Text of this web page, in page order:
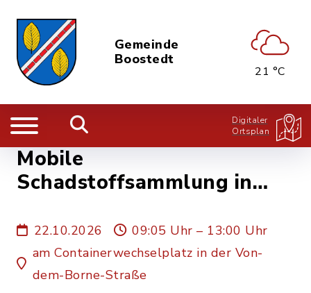
Gemeinde
Boostedt
21 °C
Digitaler
Ortsplan
Mobile
Schadstoffsammlung in
22.10.2026
09:05 Uhr – 13:00 Uhr
am Containerwechselplatz in der Von-
dem-Borne-Straße